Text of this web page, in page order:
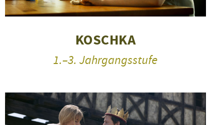
KOSCHKA
1.–3. Jahrgangsstufe